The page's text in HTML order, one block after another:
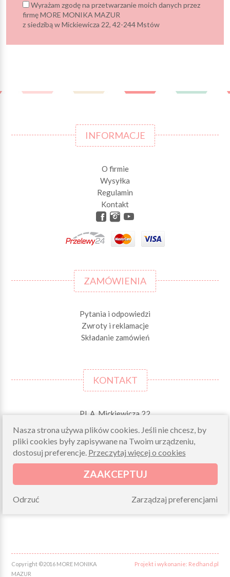
Wyrażam zgodę na przetwarzanie moich danych przez
firmę MORE MONIKA MAZUR
z siedzibą w Mickiewicza 22, 42-244 Mstów
INFORMACJE
O firmie
Wysyłka
Regulamin
Kontakt
ZAMÓWIENIA
Pytania i odpowiedzi
Zwroty i reklamacje
Składanie zamówień
KONTAKT
Pl. A. Mickiewicza 22
Odbiory osobiste (zamówienia opłacone on-line)
pn-pt 10.00-16.00
sklep@morelkowe.pl
+48 34 506 50 60
+48 34 506 50 70
Copyright ©2016 MORE MONIKA
MAZUR
Projekt i wykonanie: Redhand.pl
Nasza strona używa plików cookies. Jeśli nie chcesz, by
pliki cookies były zapisywane na Twoim urządzeniu,
dostosuj preferencje. Przeczytaj więcej o cookies
ZAAKCEPTUJ
Zarządzaj preferencjami
Odrzuć